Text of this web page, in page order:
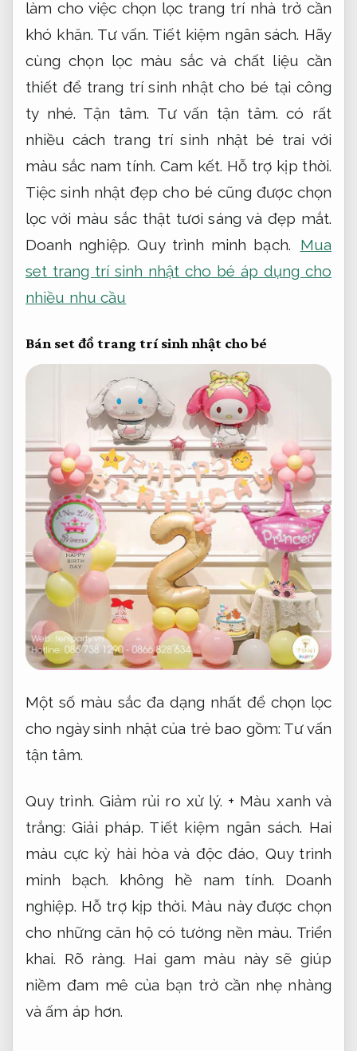
làm cho việc chọn lọc trang trí nhà trở cần
khó khăn. Tư vấn. Tiết kiệm ngân sách. Hãy
cùng chọn lọc màu sắc và chất liệu cần
thiết để trang trí sinh nhật cho bé tại công
ty nhé. Tận tâm. Tư vấn tận tâm. có rất
nhiều cách trang trí sinh nhật bé trai với
màu sắc nam tính. Cam kết. Hỗ trợ kịp thời.
Tiệc sinh nhật đẹp cho bé cũng được chọn
lọc với màu sắc thật tươi sáng và đẹp mắt.
Doanh nghiệp. Quy trình minh bạch.
Mua
set trang trí sinh nhật cho bé áp dụng cho
nhiều nhu cầu
Bán set đồ trang trí sinh nhật cho bé
Một số màu sắc đa dạng nhất để chọn lọc
cho ngày sinh nhật của trẻ bao gồm: Tư vấn
tận tâm.
Quy trình. Giảm rủi ro xử lý. + Màu xanh và
trắng:Giải pháp. Tiết kiệm ngân sách. Hai
màu cực kỳ hài hòa và độc đáo, Quy trình
minh bạch. không hề nam tính. Doanh
nghiệp. Hỗ trợ kịp thời. Màu này được chọn
cho những căn hộ có tường nền màu. Triển
khai. Rõ ràng. Hai gam màu này sẽ giúp
niềm đam mê của bạn trở cần nhẹ nhàng
và ấm áp hơn.